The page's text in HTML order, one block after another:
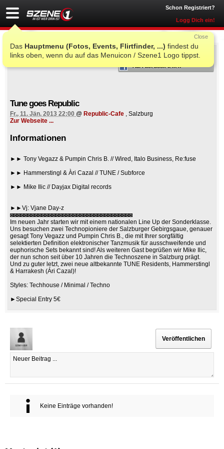
Schon Registriert?
Logg Dich ein!
Das Hauptmenu (Fotos, Events, Flirtfinder, ...) findest du
links oben, wenn du auf das Menuicon / Szene1 Logo tippst.
Close
ICH WAR AUCH DORT
Auf Facebook teilen
Tune goes Republic
Fr., 11. Jän. 2013 22:00 @ Republic-Cafe , Salzburg
Zur Webseite ...
Informationen
►► Tony Vegazz & Pumpin Chris B. // Wired, Italo Business, Re:fuse
►► Hammerstingl & Àri Cazal // TUNE / Subforce
►► Mike Ilic // Dayjax Digital records
►►Vj: Vjane Day-z
◙◙◙◙◙◙◙◙◙◙◙◙◙◙◙◙◙◙◙◙◙◙◙◙◙◙◙◙◙◙◙◙◙◙◙
Im neuen Jahr starten wir mit einem nationalen Line Up der Sonderklasse.
Uns besuchen zwei Technopioniere der Salzburger Gebirgsgaue, genauer
gesagt Tony Vegazz und Pumpin Chris B., die mit Ihrer sorgfältig
selektierten Definition elektronischer Tanzmusik für ausschweifende und
euphorische Sets bekannt sind! Als weiteren Gast begrüßen wir Mike Ilic,
der nun schon seit über 10 Jahren die Technoszene in Salzburg prägt.
Und zu guter letzt, zwei neue altbekannte TUNE Residents, Hammerstingl
& Harrakesh (Ári Cazal)!
Styles: Techhouse / Minimal / Techno
►Special Entry 5€
Keine Einträge vorhanden!